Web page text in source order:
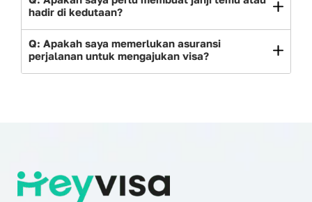
hadir di kedutaan?
Q: Apakah saya memerlukan asuransi
perjalanan untuk mengajukan visa?